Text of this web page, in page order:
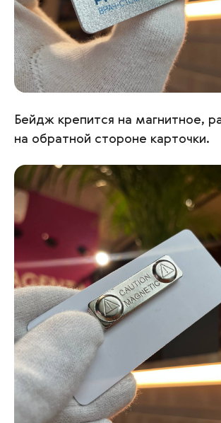
Бейдж крепится на магнитное,
на обратной стороне карточки.